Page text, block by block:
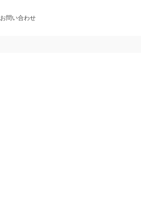
お問い合わせ